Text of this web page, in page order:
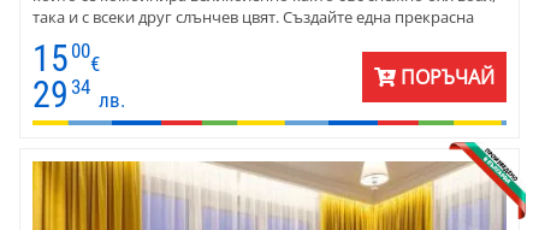
така и с всеки друг слънчев цвят. Създайте една прекрасна
рамка за пейзажа зад прозореца.
15 00
€
29 34
лв.
ПОРЪЧАЙ